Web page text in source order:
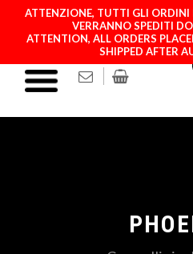
ATTENZIONE, TUTTI GLI ORDINI
VERRANNO SPEDITI
ATTENTION, ALL ORDERS
SHIPPED AFTER